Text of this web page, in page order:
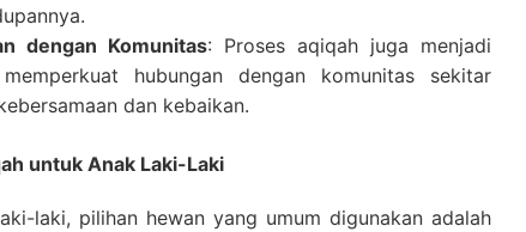
dengan Komunitas: Proses aqiqah juga menjadi
hubungan dengan komunitas sekitar
dan kebaikan.
untuk Anak Laki-Laki
laki, pilihan hewan yang umum digunakan adalah